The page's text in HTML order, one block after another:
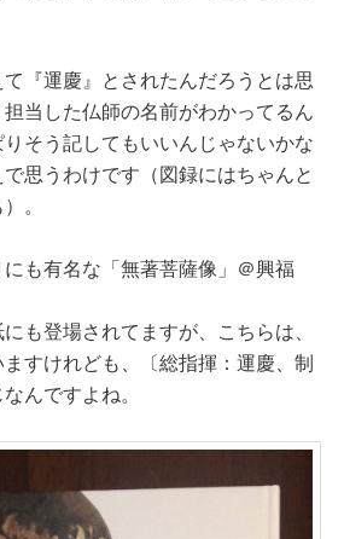
『運慶』とされたんだろうとは思
当した仏師の名前がわかってるん
そう記してもいいんじゃないかな
思うわけです（図録にはちゃんと
。
も有名な「無著菩薩像」＠興福
も登場されてますが、こちらは、
すけれども、〔総指揮：運慶、制
んですよね。